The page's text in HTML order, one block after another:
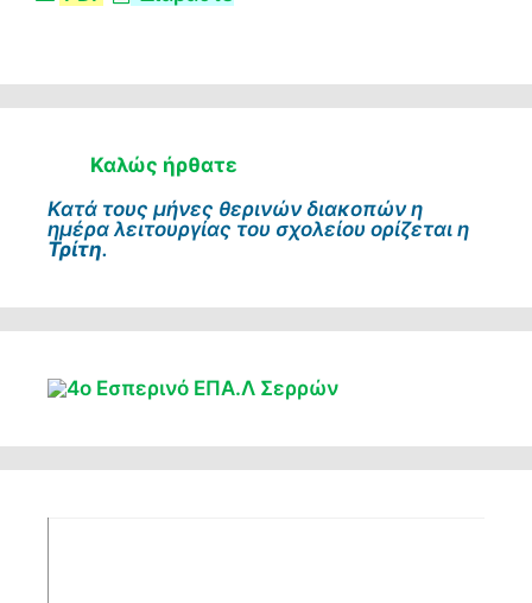
Καλώς ήρθατε
Κατά τους μήνες θερινών διακοπών η
ημέρα λειτουργίας του σχολείου ορίζεται η
Τρίτη.